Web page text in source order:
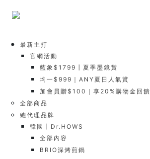
最新主打
官網活動
藍象$1799┃夏季墨鏡賞
均一$999｜ANY夏日人氣賞
加會員贈$100｜享20%購物金回饋
全部商品
總代理品牌
韓國┃Dr.HOWS
全部內容
BRIO深烤煎鍋